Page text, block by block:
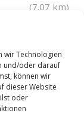
wir Technologien
und/oder darauf
können wir
dieser Website
oder
(7.07 km)
(7.95 km)
(8.68 km)